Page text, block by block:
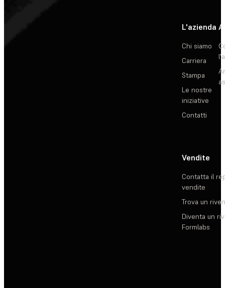
L'azienda
Chi siamo
Carriera
Stampa
Le nostre
iniziative
Contatti
Vendite
Contatta il
vendite
Trova un
Diventa un
Formlabs